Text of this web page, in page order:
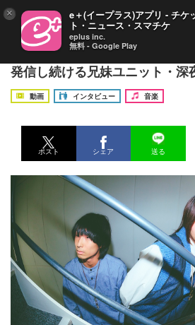
“真夜中ポップ系”をコンセプト
発信し続ける兄妹ユニット・深
動画 インタビュー
音楽
ポスト シェア 送る
× e＋(イープラス)アプリ - チケ
ト・ニュース・スマチケ
eplus inc.
無料 - Google Play